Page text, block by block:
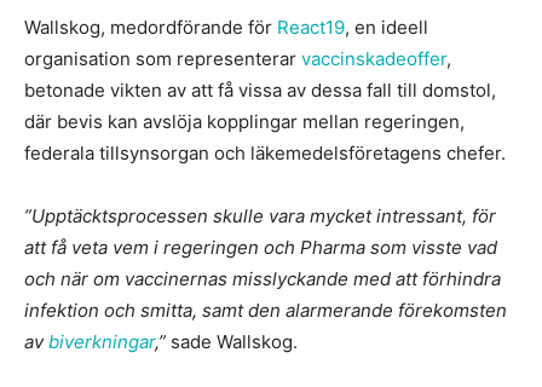
Wallskog, medordförande för React19, en ideell
organisation som representerar vaccinskadeoffer,
betonade vikten av att få vissa av dessa fall till domstol,
där bevis kan avslöja kopplingar mellan regeringen,
federala tillsynsorgan och läkemedelsföretagens chefer.
”Upptäcktsprocessen skulle vara mycket intressant, för
att få veta vem i regeringen och Pharma som visste vad
och när om vaccinernas misslyckande med att förhindra
infektion och smitta, samt den alarmerande förekomsten
avbiverkningar,” sade Wallskog.